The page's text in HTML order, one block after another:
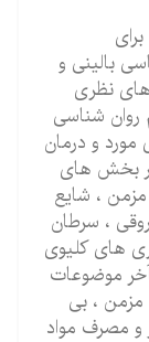
و
نظری
شناسی
و درمان
های
، شایع
، سرطان
های کلیوی
موضوعات
، بی
مواد